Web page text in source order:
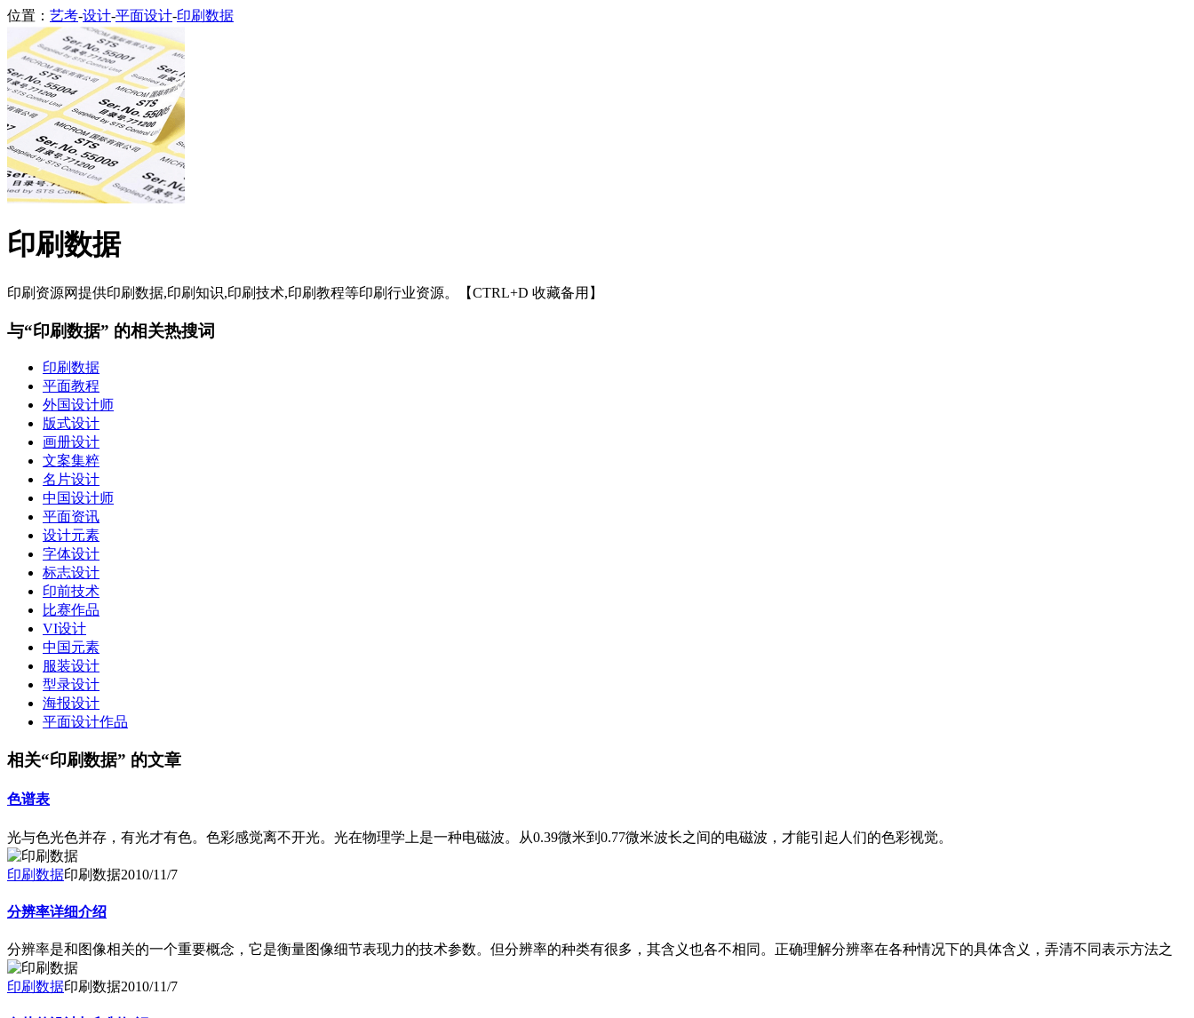
位置： 艺考-设计-平面设计-印刷数据
印刷数据
印刷资源网提供印刷数据,印刷知识,印刷技术,印刷教程等印刷行业资源。【CTRL+D 收藏备用】
与“印刷数据” 的相关热搜词
印刷数据
平面教程
外国设计师
版式设计
画册设计
文案集粹
名片设计
中国设计师
平面资讯
设计元素
字体设计
标志设计
印前技术
比赛作品
VI设计
中国元素
服装设计
型录设计
海报设计
平面设计作品
相关“印刷数据” 的文章
色谱表
光与色光色并存，有光才有色。色彩感觉离不开光。光在物理学上是一种电磁波。从0.39微米到0.77微米波长之间的电磁波，才能引起人们的色彩视觉。
印刷数据印刷数据2010/11/7
分辨率详细介绍
分辨率是和图像相关的一个重要概念，它是衡量图像细节表现力的技术参数。但分辨率的种类有很多，其含义也各不相同。正确理解分辨率在各种情况下的具体含义，弄清不同表示方法之
印刷数据印刷数据2010/11/7